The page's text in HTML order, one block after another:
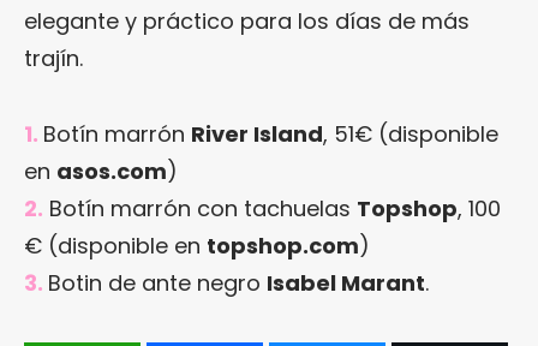
elegante y práctico para los días de más
trajín.
1. Botín marrón River Island, 51€ (disponible
en asos.com)
2. Botín marrón con tachuelas Topshop, 100
€ (disponible en topshop.com)
3. Botin de ante negro Isabel Marant.